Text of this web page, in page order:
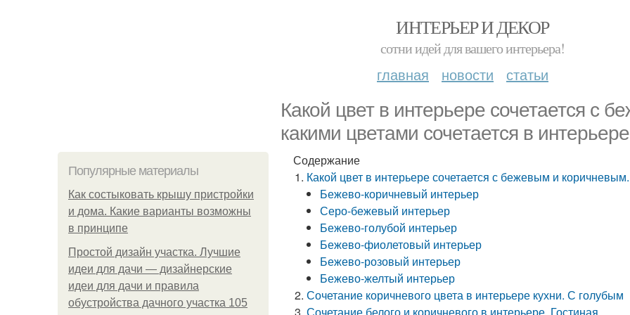
ИНТЕРЬЕР И ДЕКОР
сотни идей для вашего интерьера!
главная новости статьи
Какой цвет в интерьере сочетается с
какими цветами сочетается в интерьере
Популярные материалы
Как состыковать крышу пристройки
и дома. Какие варианты возможны
в принципе
Простой дизайн участка. Лучшие
идеи для дачи — дизайнерские
идеи для дачи и правила
обустройства дачного участка 105
Содержание
Какой цвет в интерьере сочетается с бежевым и
Бежево-коричневый интерьер
Серо-бежевый интерьер
Бежево-голубой интерьер
Бежево-фиолетовый интерьер
Бежево-розовый интерьер
Бежево-желтый интерьер
Сочетание коричневого цвета в интерьере кухни. С голубым